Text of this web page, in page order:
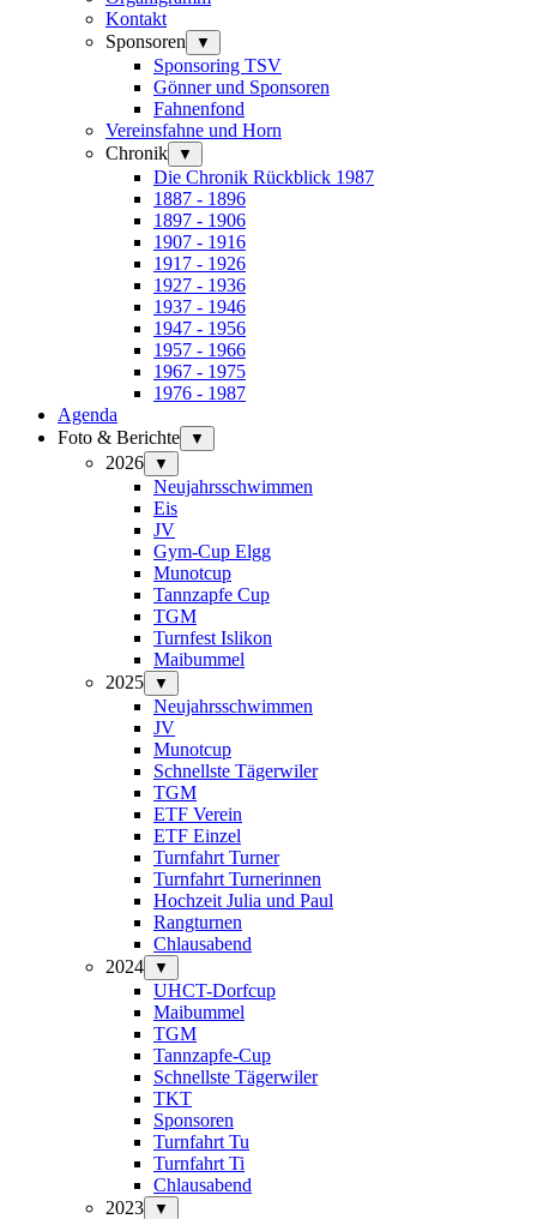
Kontakt
Sponsoren
▼
Sponsoring TSV
Gönner und Sponsoren
Fahnenfond
Vereinsfahne und Horn
Chronik
▼
Die Chronik Rückblick 1987
1887 - 1896
1897 - 1906
1907 - 1916
1917 - 1926
1927 - 1936
1937 - 1946
1947 - 1956
1957 - 1966
1967 - 1975
1976 - 1987
Agenda
Foto & Berichte
▼
2026 ▼
Neujahrsschwimmen
Eis
JV
Gym-Cup Elgg
Munotcup
Tannzapfe Cup
TGM
Turnfest Islikon
Maibummel
2025
▼
Neujahrsschwimmen
JV
Munotcup
Schnellste Tägerwiler
TGM
ETF Verein
ETF Einzel
Turnfahrt Turner
Turnfahrt Turnerinnen
Hochzeit Julia und Paul
Rangturnen
Chlausabend
2024
▼
UHCT-Dorfcup
Maibummel
TGM
Tannzapfe-Cup
Schnellste Tägerwiler
TKT
Sponsoren
Turnfahrt Tu
Turnfahrt Ti
Chlausabend
2023
▼